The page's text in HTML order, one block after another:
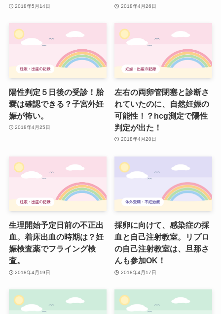
2018年5月14日 2018年4月26日
陽性判定５日後の受診！胎
嚢は確認できる？子宮外妊
娠が怖い。
2018年4月25日
左右の両卵管閉塞と診断さ
れていたのに、自然妊娠の
可能性！？hcg測定で陽性
判定が出た！
2018年4月20日
生理開始予定日前の不正出
血。着床出血の時期は？妊
娠検査薬でフライング検
査。
2018年4月19日
採卵に向けて、感染症の採
血と自己注射教室。リプロ
の自己注射教室は、旦那さ
んも参加OK！
2018年4月17日